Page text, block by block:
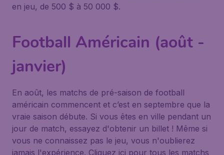
en jeu, de 500 $ à 50 000 $.
Football Américain (août -
janvier)
En août, les matchs de pré-saison de football
américain commencent et c’est en septembre que la
vraie saison débute. Si vous êtes en ville pendant un
jour de match, essayez d'obtenir un billet ! Même si
vous ne connaissez pas le jeu, vous n'oublierez
jamais l'expérience. Cliquez ici pour tous les matchs